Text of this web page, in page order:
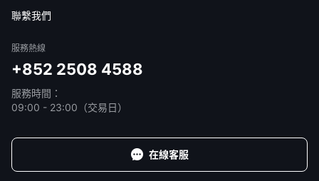
聯繫我們
服務熱線
+852 2508 4588
服務時間：
09:00 - 23:00（交易日）
在線客服